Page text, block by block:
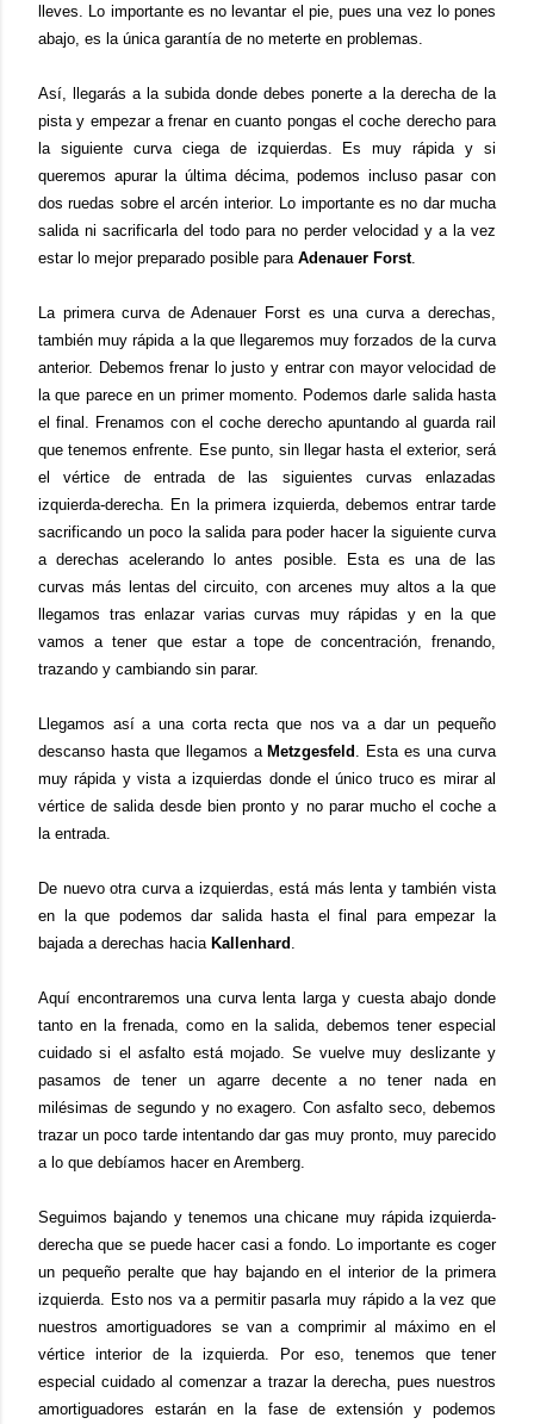
lleves. Lo importante es no levantar el pie, pues una vez lo pones
abajo, es la única garantía de no meterte en problemas.
Así, llegarás a la subida donde debes ponerte a la derecha de la
pista y empezar a frenar en cuanto pongas el coche derecho para
la siguiente curva ciega de izquierdas. Es muy rápida y si
queremos apurar la última décima, podemos incluso pasar con
dos ruedas sobre el arcén interior. Lo importante es no dar mucha
salida ni sacrificarla del todo para no perder velocidad y a la vez
estar lo mejor preparado posible para Adenauer Forst.
La primera curva de Adenauer Forst es una curva a derechas,
también muy rápida a la que llegaremos muy forzados de la curva
anterior. Debemos frenar lo justo y entrar con mayor velocidad de
la que parece en un primer momento. Podemos darle salida hasta
el final. Frenamos con el coche derecho apuntando al guarda rail
que tenemos enfrente. Ese punto, sin llegar hasta el exterior, será
el vértice de entrada de las siguientes curvas enlazadas
izquierda-derecha. En la primera izquierda, debemos entrar tarde
sacrificando un poco la salida para poder hacer la siguiente curva
a derechas acelerando lo antes posible. Esta es una de las
curvas más lentas del circuito, con arcenes muy altos a la que
llegamos tras enlazar varias curvas muy rápidas y en la que
vamos a tener que estar a tope de concentración, frenando,
trazando y cambiando sin parar.
Llegamos así a una corta recta que nos va a dar un pequeño
descanso hasta que llegamos aMetzgesfeld . Esta es una curva
muy rápida y vista a izquierdas donde el único truco es mirar al
vértice de salida desde bien pronto y no parar mucho el coche a
la entrada.
De nuevo otra curva a izquierdas, está más lenta y también vista
en la que podemos dar salida hasta el final para empezar la
bajada a derechas hacia Kallenhard
Aquí encontraremos una curva lenta larga y cuesta abajo donde
tanto en la frenada, como en la salida, debemos tener especial
cuidado si el asfalto está mojado. Se vuelve muy deslizante y
pasamos de tener un agarre decente a no tener nada en
milésimas de segundo y no exagero. Con asfalto seco, debemos
trazar un poco tarde intentando dar gas muy pronto, muy parecido
a lo que debíamos hacer en Aremberg.
Seguimos bajando y tenemos una chicane muy rápida izquierda-
derecha que se puede hacer casi a fondo. Lo importante es coger
un pequeño peralte que hay bajando en el interior de la primera
izquierda. Esto nos va a permitir pasarla muy rápido a la vez que
nuestros amortiguadores se van a comprimir al máximo en el
vértice interior de la izquierda. Por eso, tenemos que tener
especial cuidado al comenzar a trazar la derecha, pues nuestros
amortiguadores estarán en la fase de extensión y podemos